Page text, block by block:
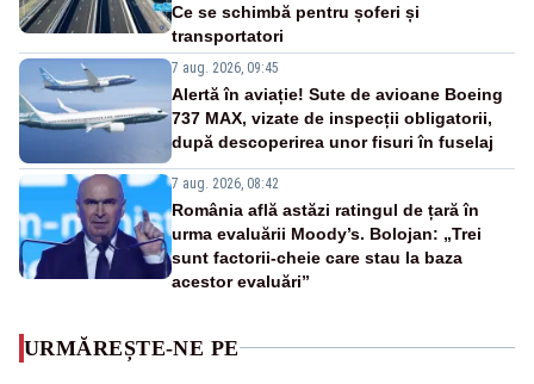
Ce se schimbă pentru șoferi și
transportatori
7 aug. 2026, 09:45
Alertă în aviație! Sute de avioane Boeing
737 MAX, vizate de inspecții obligatorii,
după descoperirea unor fisuri în fuselaj
7 aug. 2026, 08:42
România află astăzi ratingul de țară în
urma evaluării Moody’s. Bolojan: „Trei
sunt factorii-cheie care stau la baza
acestor evaluări”
URMĂREȘTE-NE PE